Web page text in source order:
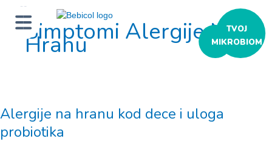
ТVOJ
MIKROBIOM
Simptomi Alergije Na
Hranu
Alergije na hranu kod dece i uloga
probiotika
hranu
dece